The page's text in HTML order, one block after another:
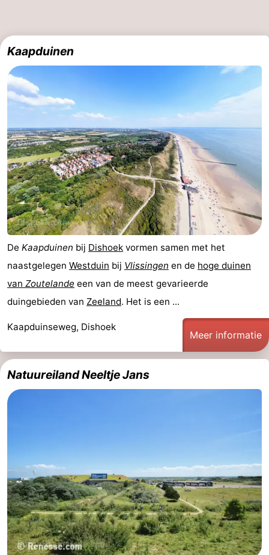
Kop
van
Schouwen
-
Veere
Natuur
-
Natuur
de
Mantelingen
-
Domburg
-
Zoutelande
-
Natuur
Walcherse
bos
-
Dishoek
-
Vlissingen
-
Middelburg
Zeeuws-
Vlaanderen
Nieuwvliet
-
Sluis
Het
Zwin
Contact
Kaapduinen
De Kaapduinen bij Dishoek vormen samen met het
naastgelegen Westduin bij Vlissingen en de hoge duinen
van Zoutelande een van de meest gevarieerde
duingebieden van Zeeland. Het is een ...
Kaapduinseweg, Dishoek
Meer informatie
Natuureiland Neeltje Jans